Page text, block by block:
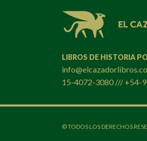
LIBROS DE HISTORIA
15-4072-3080 /// +54-
© TODOS LOS DERECHOS